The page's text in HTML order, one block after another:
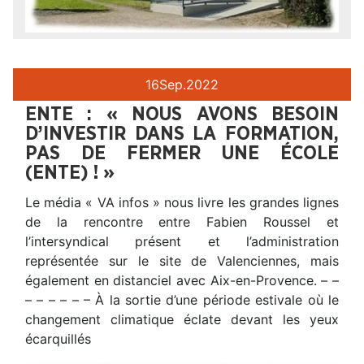
16Sep.2022
ENTE : « NOUS AVONS BESOIN
D’INVESTIR DANS LA FORMATION,
PAS DE FERMER UNE ÉCOLE
(ENTE) ! »
Le média « VA infos » nous livre les grandes lignes
de la rencontre entre Fabien Roussel et
l’intersyndical présent et l’administration
représentée sur le site de Valenciennes, mais
également en distanciel avec Aix-en-Provence. – –
– – – – – – À la sortie d’une période estivale où le
changement climatique éclate devant les yeux
écarquillés